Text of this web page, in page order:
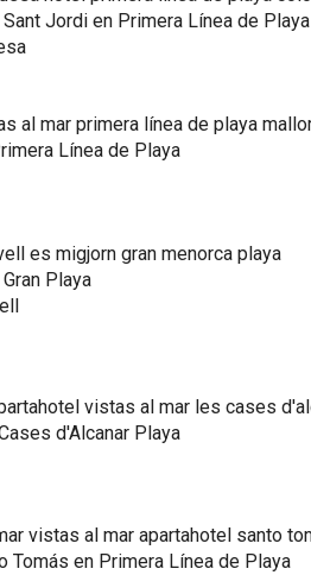
Jordi en Primera Línea de Playa
Línea de Playa
Playa
d'Alcanar Playa
Tomás en Primera Línea de Playa